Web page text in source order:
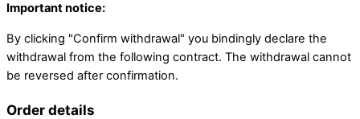
Important notice:
By clicking "Confirm withdrawal" you bindingly declare the
withdrawal from the following contract. The withdrawal cannot
be reversed after confirmation.
Order details